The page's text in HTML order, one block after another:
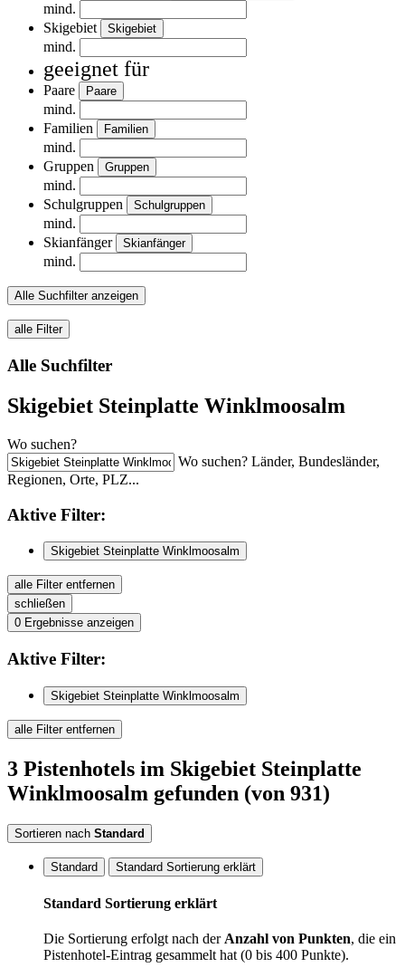
mind.
Skigebiet
Skigebiet
mind.
geeignet für
Paare Paare
mind.
Familien
Familien
mind.
Gruppen
Gruppen
mind.
Schulgruppen
Schulgruppen
mind.
Skianfänger
Skianfänger
mind.
Alle Suchfilter anzeigen
alle Filter
Alle Suchfilter
Skigebiet Steinplatte Winklmoosalm
Wo suchen?
Wo suchen? Länder, Bundesländer,
Regionen, Orte, PLZ...
Aktive Filter:
Skigebiet Steinplatte Winklmoosalm
alle Filter entfernen
schließen
0 Ergebnisse anzeigen
Aktive Filter:
Skigebiet Steinplatte Winklmoosalm
alle Filter entfernen
3 Pistenhotels im Skigebiet Steinplatte
Winklmoosalm gefunden (von 931)
Sortieren nach Standard
Standard Standard Sortierung erklärt
Standard Sortierung erklärt
Die Sortierung erfolgt nach der Anzahl von Punkten, die ein
Pistenhotel-Eintrag gesammelt hat (0 bis 400 Punkte).